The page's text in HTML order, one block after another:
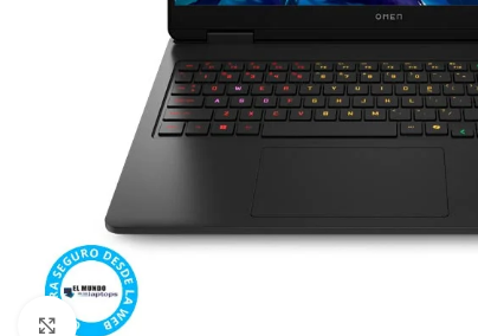
Click para agrandar